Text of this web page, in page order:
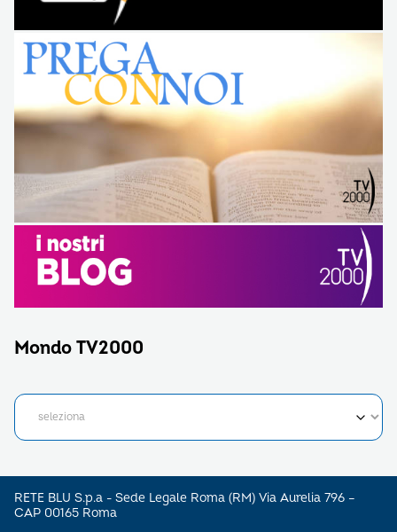
Mondo TV2000
RETE BLU S.p.a - Sede Legale Roma (RM) Via Aurelia 796 –
CAP 00165 Roma